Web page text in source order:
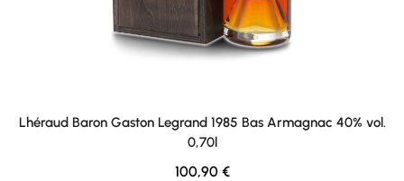
Lhéraud Baron Gaston Legrand 1985 Bas Armagnac 40% vol.
0,70l
Regulärer Preis:
100,90 €